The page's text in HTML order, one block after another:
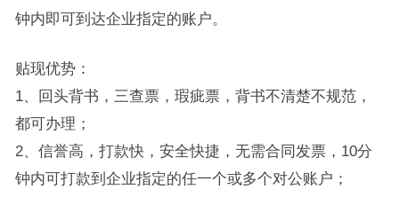
钟内即可到达企业指定的账户。
贴现优势：
1、回头背书，三查票，瑕疵票，背书不清楚不规范，
都可办理；
2、信誉高，打款快，安全快捷，无需合同发票，10分
钟内可打款到企业指定的任一个或多个对公账户；